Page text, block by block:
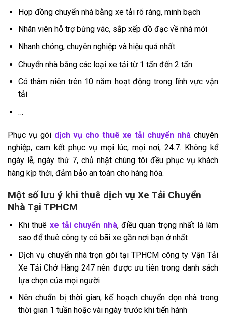
Hợp đồng chuyển nhà bằng xe tải rõ ràng, minh bạch
Nhân viên hỗ trợ bừng vác, sắp xếp đồ đạc về nhà mới
Nhanh chóng, chuyên nghiệp và hiệu quả nhất
Chuyển nhà bằng các loại xe tải từ 1 tấn đến 2 tấn
Có thâm niên trên 10 năm hoạt động trong lĩnh vực vận
tải
…
Phục vụ gói dịch vụ cho thuê xe tải chuyển nhà chuyên
nghiệp, cam kết phục vụ mọi lúc, mọi nơi, 24.7. Không kể
ngày lễ, ngày thứ 7, chủ nhật chúng tôi đều phục vụ khách
hàng kịp thời, đảm bảo an toàn cho hàng hóa.
Một số lưu ý khi thuê dịch vụ Xe Tải Chuyển
Nhà Tại TPHCM
Khi thuê xe tải chuyển nhà, điều quan trọng nhất là làm
sao để thuê công ty có bãi xe gần nơi bạn ở nhất
Dịch vụ chuyển nhà trọn gói tại TPHCM công ty Vận Tải
Xe Tải Chở Hàng 247 nên được ưu tiên trong danh sách
lựa chọn của mọi người
Nên chuẩn bị thời gian, kế hoạch chuyển dọn nhà trong
thời gian 1 tuần hoặc vài ngày trước khi tiến hành